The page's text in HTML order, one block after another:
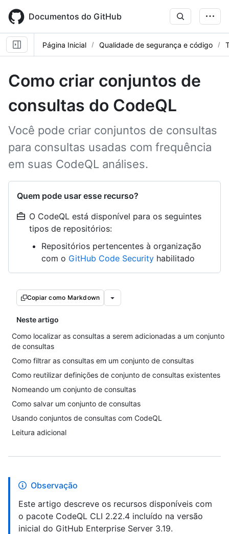
main
content
Documentos do GitHub
Página Inicial Qualidade de segurança e código
Como criar conjuntos de
consultas do CodeQL
Você pode criar conjuntos de consultas
para consultas usadas com frequência
em suas CodeQL análises.
Quem pode usar esse recurso?
O CodeQL está disponível para os seguintes
tipos de repositórios:
Repositórios pertencentes à organização
com o GitHub Code Security habilitado
Copiar como Markdown
Neste artigo
Como localizar as consultas a serem adicionadas a um conjunto
de consultas
Como filtrar as consultas em um conjunto de consultas
Como reutilizar definições de conjunto de consultas existentes
Nomeando um conjunto de consultas
Como salvar um conjunto de consultas
Usando conjuntos de consultas com CodeQL
Leitura adicional
Observação
Este artigo descreve os recursos disponíveis com
o pacote CodeQL CLI 2.22.4 incluído na versão
inicial do GitHub Enterprise Server 3.19.